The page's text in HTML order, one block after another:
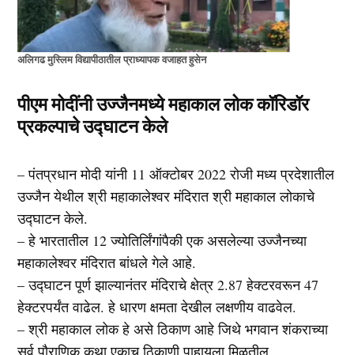
अलिगढ मुस्लिम विद्यापीठातील प्राध्यापक वजाहत हुसेन
पीएम मोदींनी उज्जैनमध्ये महाकाल लोक कॉरिडॉर
प्रकल्पाचे उद्घाटन केले
– पंतप्रधान मोदी यांनी 11 ऑक्टोबर 2022 रोजी मध्य प्रदेशातील
उज्जैन येथील श्री महाकालेश्वर मंदिरात श्री महाकाल लोकाचे
उद्घाटन केले.
– हे भारतातील 12 ज्योतिर्लिंगांपैकी एक असलेल्या उज्जैनच्या
महाकालेश्वर मंदिरात बांधले गेले आहे.
– उद्घाटन पूर्ण झाल्यानंतर मंदिराचे क्षेत्र 2.87 हेक्टरवरून 47
हेक्टरपर्यंत वाढेल. हे धारण क्षमता देखील लक्षणीय वाढवेल.
– श्री महाकाल लोक हे असे ठिकाण आहे जिथे भगवान शंकराच्या